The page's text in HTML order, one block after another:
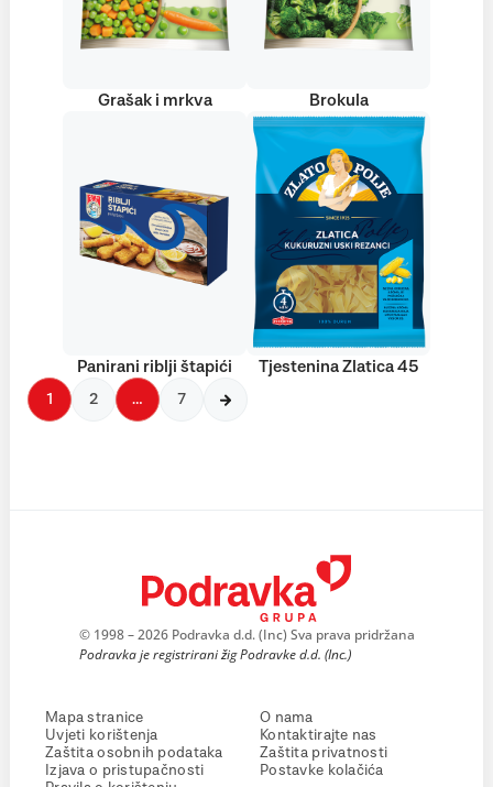
Grašak i mrkva Brokula
Panirani riblji štapići Tjestenina Zlatica 45
1 2 … 7
© 1998 – 2026 Podravka d.d. (Inc) Sva prava pridržana
Podravka je registrirani žig Podravke d.d. (Inc.)
Mapa stranice
Uvjeti korištenja
Zaštita osobnih podataka
Izjava o pristupačnosti
O nama
Kontaktirajte nas
Zaštita privatnosti
Postavke kolačića